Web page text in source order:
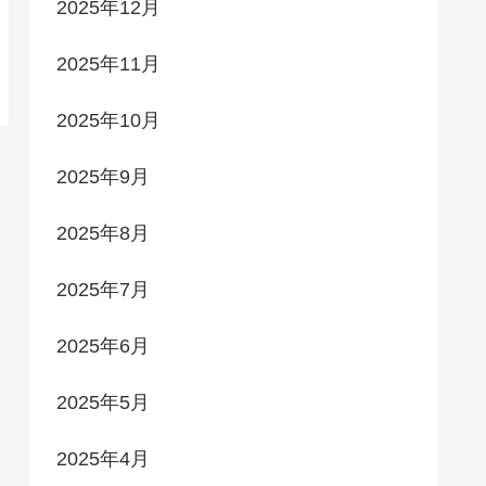
2025年12月
2025年11月
2025年10月
2025年9月
2025年8月
2025年7月
2025年6月
2025年5月
2025年4月